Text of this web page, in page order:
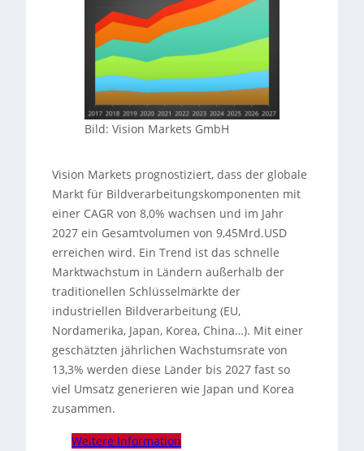
Bild: Vision Markets GmbH
Vision Markets prognostiziert, dass der globale
Markt für Bildverarbeitungskomponenten mit
einer CAGR von 8,0% wachsen und im Jahr
2027 ein Gesamtvolumen von 9,45Mrd.USD
erreichen wird. Ein Trend ist das schnelle
Marktwachstum in Ländern außerhalb der
traditionellen Schlüsselmärkte der
industriellen Bildverarbeitung (EU,
Nordamerika, Japan, Korea, China…). Mit einer
geschätzten jährlichen Wachstumsrate von
13,3% werden diese Länder bis 2027 fast so
viel Umsatz generieren wie Japan und Korea
zusammen.
Weitere Information